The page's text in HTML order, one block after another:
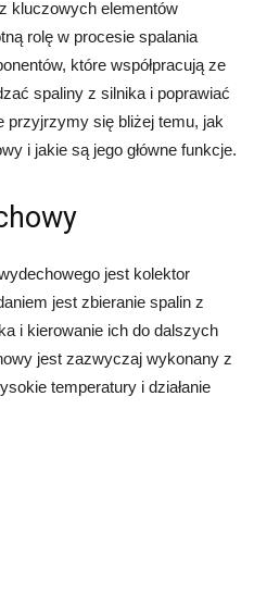
kluczowych elementów
rolę w procesie spalania
które współpracują ze
spaliny z silnika i poprawiać
przyjrzymy się bliżej temu, jak
i jakie są jego główne funkcje.
jest kolektor
jest zbieranie spalin z
i kierowanie ich do dalszych
jest zazwyczaj wykonany z
temperatury i działanie